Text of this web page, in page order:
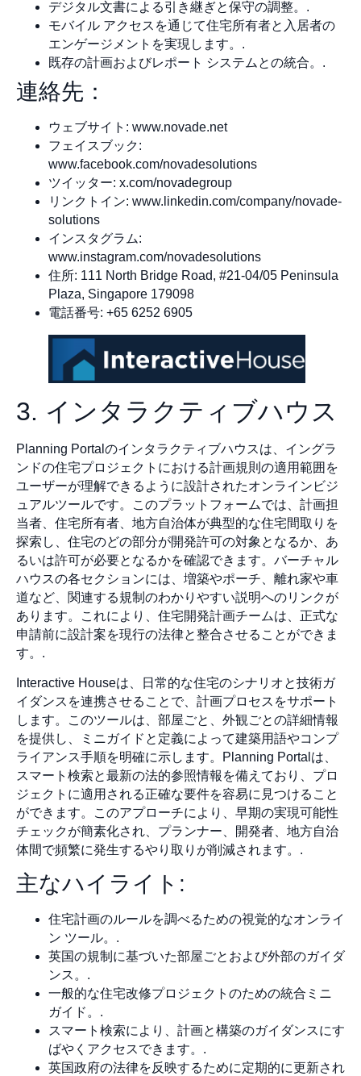
デジタル文書による引き継ぎと保守の調整。.
モバイル アクセスを通じて住宅所有者と入居者の
エンゲージメントを実現します。.
既存の計画およびレポート システムとの統合。.
連絡先：
ウェブサイト: www.novade.net
フェイスブック:
www.facebook.com/novadesolutions
ツイッター: x.com/novadegroup
リンクトイン: www.linkedin.com/company/novade-
solutions
インスタグラム:
www.instagram.com/novadesolutions
住所: 111 North Bridge Road, #21-04/05 Peninsula
Plaza, Singapore 179098
電話番号: +65 6252 6905
3. インタラクティブハウス
Planning Portalのインタラクティブハウスは、イングラ
ンドの住宅プロジェクトにおける計画規則の適用範囲を
ユーザーが理解できるように設計されたオンラインビジ
ュアルツールです。このプラットフォームでは、計画担
当者、住宅所有者、地方自治体が典型的な住宅間取りを
探索し、住宅のどの部分が開発許可の対象となるか、あ
るいは許可が必要となるかを確認できます。バーチャル
ハウスの各セクションには、増築やポーチ、離れ家や車
道など、関連する規制のわかりやすい説明へのリンクが
あります。これにより、住宅開発計画チームは、正式な
申請前に設計案を現行の法律と整合させることができま
す。.
Interactive Houseは、日常的な住宅のシナリオと技術ガ
イダンスを連携させることで、計画プロセスをサポート
します。このツールは、部屋ごと、外観ごとの詳細情報
を提供し、ミニガイドと定義によって建築用語やコンプ
ライアンス手順を明確に示します。Planning Portalは、
スマート検索と最新の法的参照情報を備えており、プロ
ジェクトに適用される正確な要件を容易に見つけること
ができます。このアプローチにより、早期の実現可能性
チェックが簡素化され、プランナー、開発者、地方自治
体間で頻繁に発生するやり取りが削減されます。.
主なハイライト:
住宅計画のルールを調べるための視覚的なオンライ
ン ツール。.
英国の規制に基づいた部屋ごとおよび外部のガイダ
ンス。.
一般的な住宅改修プロジェクトのための統合ミニ
ガイド。.
スマート検索により、計画と構築のガイダンスにす
ばやくアクセスできます。.
英国政府の法律を反映するために定期的に更新され